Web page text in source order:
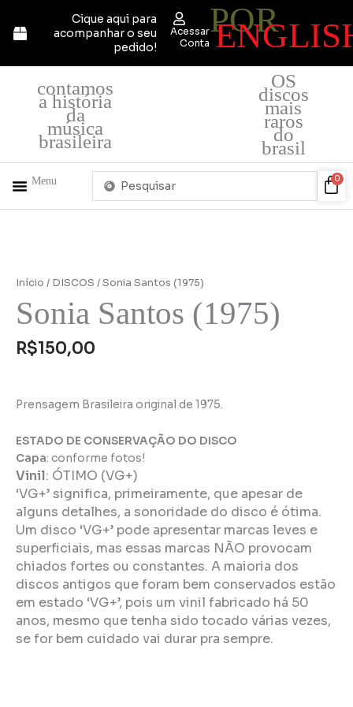
para
Cique aqui para
acompanhar o seu
pedido!
Acessar
Conta
POR
contamos
a história
da
música
brasileira
OS
discos
mais
raros
do
brasil
Menu
Pesquisar
0
Início / DISCOS / Sonia Santos (1975)
Sonia Santos (1975)
R$150,00
Prensagem Brasileira original de 1975.
ESTADO DE CONSERVAÇÃO DO DISCO
Capa: conforme fotos!
Vinil: ÓTIMO (VG+)
‘VG+’ significa, primeiramente, que apesar de
alguns detalhes, a sonoridade do disco é ótima.
Um disco ‘VG+’ pode apresentar marcas leves e
superficiais, mas essas marcas NÃO provocam
chiados fortes ou constantes. A maioria dos
discos antigos que foram bem conservados estão
em estado ‘VG+’, pois um vinil fabricado há 50
anos, mesmo que tenha sido tocado várias vezes,
se for bem cuidado vai durar pra sempre.